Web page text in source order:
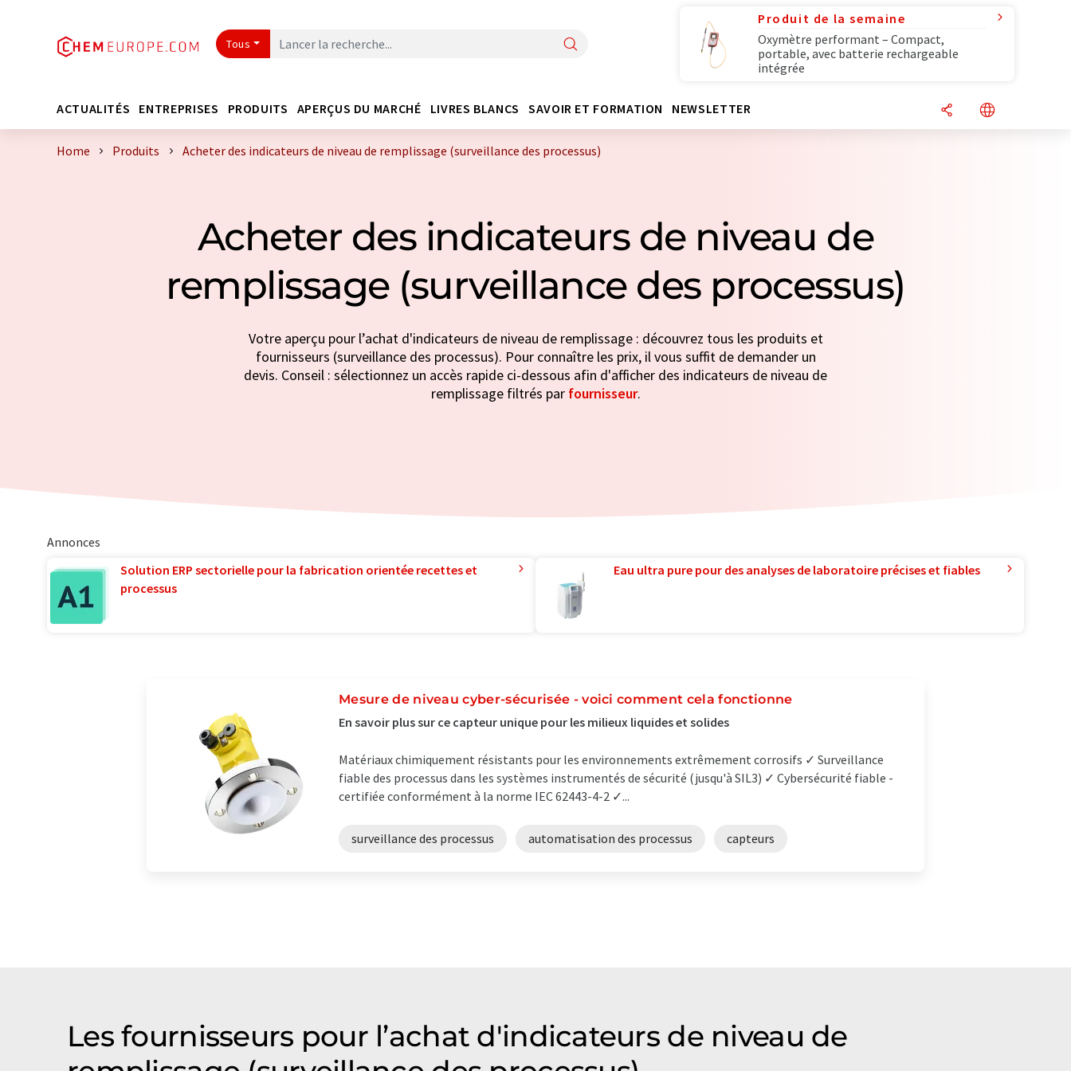
Tous
Produit de la semaine
Oxymètre performant – Compact,
portable, avec batterie rechargeable
intégrée
ACTUALITÉS ENTREPRISES PRODUITS APERÇUS DU MARCHÉ LIVRES BLANCS SAVOIR ET FORMATION NEWSLETTER
Home Produits Acheter des indicateurs de niveau de remplissage (surveillance des processus)
Acheter des indicateurs de niveau de
remplissage (surveillance des processus)
Votre aperçu pour l’achat d'indicateurs de niveau de remplissage : découvrez tous les produits et
fournisseurs (surveillance des processus). Pour connaître les prix, il vous suffit de demander un
devis. Conseil : sélectionnez un accès rapide ci-dessous afin d'afficher des indicateurs de niveau de
remplissage filtrés par fournisseur.
Annonces
Solution ERP sectorielle pour la fabrication orientée recettes et
processus
Eau ultra pure pour des analyses de laboratoire précises et fiables
Mesure de niveau cyber-sécurisée - voici comment cela fonctionne
En savoir plus sur ce capteur unique pour les milieux liquides et solides
Matériaux chimiquement résistants pour les environnements extrêmement corrosifs ✓ Surveillance
fiable des processus dans les systèmes instrumentés de sécurité (jusqu'à SIL3) ✓ Cybersécurité fiable -
certifiée conformément à la norme IEC 62443-4-2 ✓...
surveillance des processus automatisation des processus capteurs
Les fournisseurs pour l’achat d'indicateurs de niveau de